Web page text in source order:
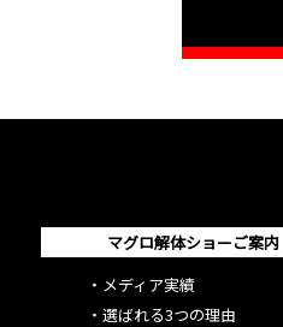
マグロ解体ショーご案内
・ メディア実績
・ 選ばれる3つの理由